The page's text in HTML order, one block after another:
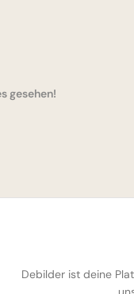
gesehen!
Debilder ist deine